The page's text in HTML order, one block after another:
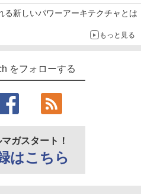
る新しいパワーアーキテクチャとは
もっと見る
をフォローする
マガスタート！
はこちら